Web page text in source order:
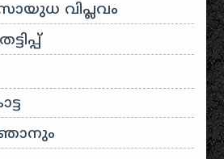
സായുധ വിപ്ലവം